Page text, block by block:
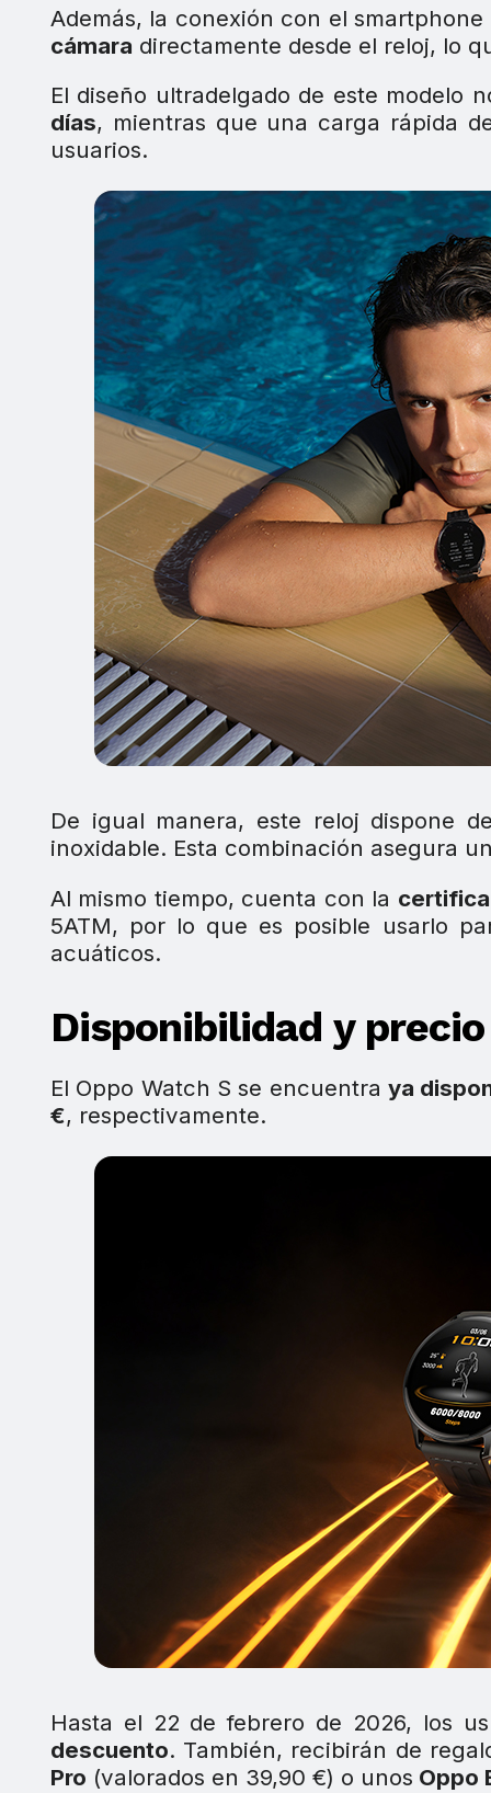
Además, la conexión con el
cámara directamente desde el reloj, lo
El diseño ultradelgado de este modelo
días, mientras que una carga rápida
usuarios.
De igual manera, este reloj dispone
inoxidable. Esta combinación asegura
Al mismo tiempo, cuenta con la
5ATM, por lo que es posible usarlo
acuáticos.
Disponibilidad y precio
El Oppo Watch S se encuentraya
€, respectivamente.
Hasta el 22 de febrero de 2026, los
descuento. También, recibirán de
Pro (valorados en 39,90 €) o unos Oppo